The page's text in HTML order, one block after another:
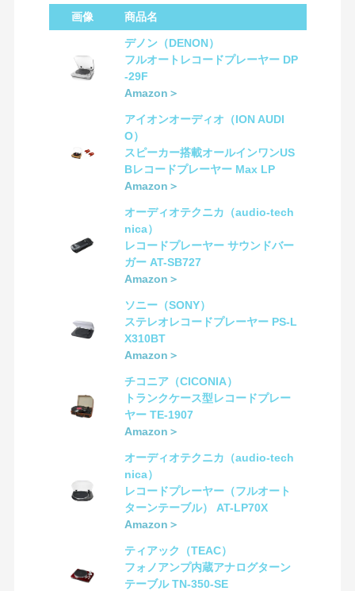
画像 商品名
デノン（DENON）
フルオートレコードプレーヤー DP
-29F
Amazon＞
アイオンオーディオ（ION AUDI
O）
スピーカー搭載オールインワンUS
Bレコードプレーヤー Max LP
Amazon＞
オーディオテクニカ（audio-tech
nica）
レコードプレーヤー サウンドバー
ガー AT-SB727
Amazon＞
ソニー（SONY）
ステレオレコードプレーヤー PS-L
X310BT
Amazon＞
チコニア（CICONIA）
トランクケース型レコードプレー
ヤー TE-1907
Amazon＞
オーディオテクニカ（audio-tech
nica）
レコードプレーヤー（フルオート
ターンテーブル） AT-LP70X
Amazon＞
ティアック（TEAC）
フォノアンプ内蔵アナログターン
テーブル TN-350-SE